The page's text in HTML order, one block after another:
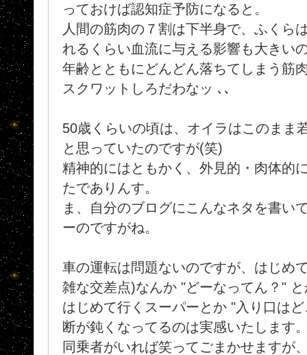
っておけば認知症予防になると。
人間の筋肉の７割は下半身で、ふくら
れるくらい血流に与える影響も大きい
年齢とともにどんどん落ちてしまう筋
スクワットしろだわなッ ､､
50歳くらいの頃は、オイラはこのま
と思っていたのですが(笑)
精神的にはともかく、外見的・肉体的
たでありんす。
ま、自分のブログにこんなネタを書い
ーのですがね。
車の運転は問題ないのですが、はじめ
雑な交差点)なんか "どーなってん？" と
はじめて行くスーパーとか "入り口は
断が鈍くなってるのは実感いたします
同乗者がいれば笑ってごまかせますが